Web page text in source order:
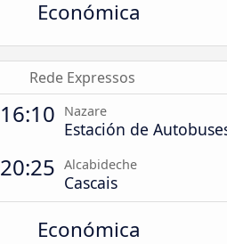
Económica
Rede Expressos
16:10 Nazare
Estación de
20:25 Alcabideche
Cascais
Económica